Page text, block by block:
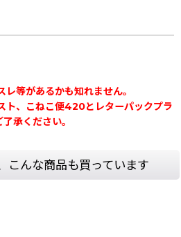
等があるかも知れません。
ト、こねこ便420とレターパックプラ
承ください。
こんな商品も買っています